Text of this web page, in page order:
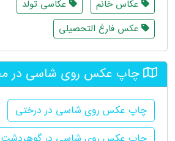
عکاس خانم
عکاسی تولد
عکس فارغ التحصیلی
چاپ عکس روی شاسی در
چاپ عکس روی شاسی در درختی